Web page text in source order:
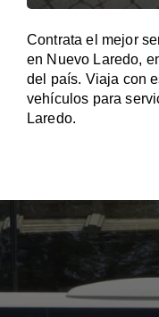
Contrata el mejor
en Nuevo Laredo,
del país. Viaja con
vehículos para
Laredo.